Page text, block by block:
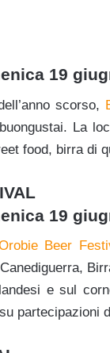
19
scorso,
La
food, birra di
19
Beer
e sul
partecipazioni